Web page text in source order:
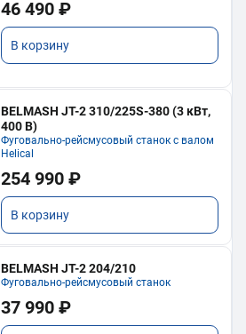
46 490 ₽
В корзину
BELMASH JT-2 310/225S-380 (3 кВт,
400 В)
Фуговально-рейсмусовый станок с валом
Helical
254 990 ₽
В корзину
BELMASH JT-2 204/210
Фуговально-рейсмусовый станок
37 990 ₽